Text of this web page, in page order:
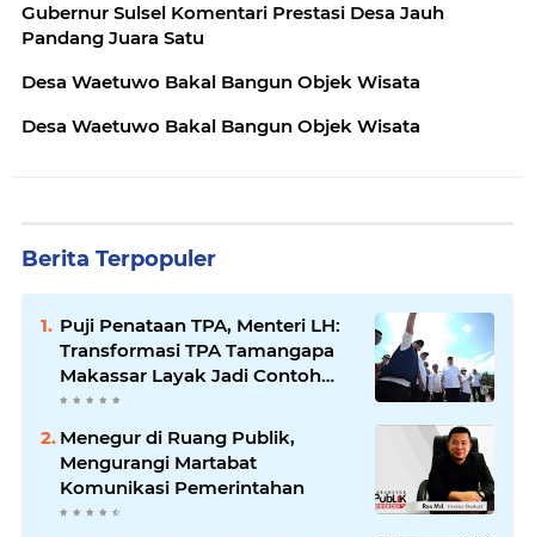
Gubernur Sulsel Komentari Prestasi Desa Jauh
Pandang Juara Satu
Desa Waetuwo Bakal Bangun Objek Wisata
Desa Waetuwo Bakal Bangun Objek Wisata
Berita Terpopuler
Puji Penataan TPA, Menteri LH:
Transformasi TPA Tamangapa
Makassar Layak Jadi Contoh
Nasional
Menegur di Ruang Publik,
Mengurangi Martabat
Komunikasi Pemerintahan